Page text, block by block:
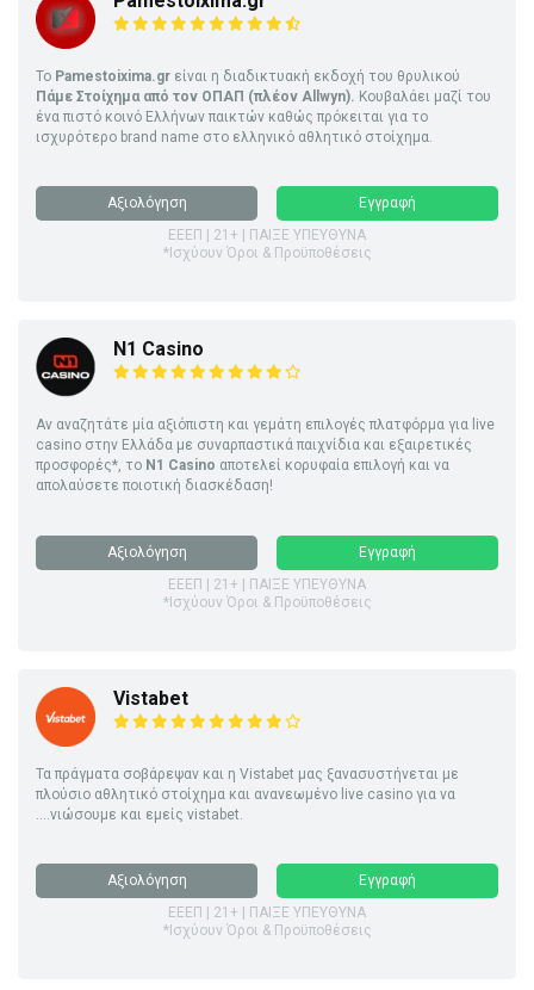
Το Pamestoixima.gr είναι η διαδικτυακή εκδοχή του θρυλικού
Πάμε Στοίχημα από τον ΟΠΑΠ (πλέον Allwyn). Κουβαλάει μαζί του
ένα πιστό κοινό Ελλήνων παικτών καθώς πρόκειται για το
ισχυρότερο brand name στο ελληνικό αθλητικό στοίχημα.
Αξιολόγηση
Εγγραφή
ΕΕΕΠ | 21+ | ΠΑΙΞΕ ΥΠΕΥΘΥΝΑ
*Ισχύουν Όροι & Προϋποθέσεις
N1 Casino
Αν αναζητάτε μία αξιόπιστη και γεμάτη επιλογές πλατφόρμα για live
casino στην Ελλάδα με συναρπαστικά παιχνίδια και εξαιρετικές
προσφορές*, το N1 Casino αποτελεί κορυφαία επιλογή και να
απολαύσετε ποιοτική διασκέδαση!
Αξιολόγηση
Εγγραφή
ΕΕΕΠ | 21+ | ΠΑΙΞΕ ΥΠΕΥΘΥΝΑ
*Ισχύουν Όροι & Προϋποθέσεις
Vistabet
Τα πράγματα σοβάρεψαν και η Vistabet μας ξανασυστήνεται με
πλούσιο αθλητικό στοίχημα και ανανεωμένο live casino για να
....νιώσουμε και εμείς vistabet.
Αξιολόγηση
Εγγραφή
ΕΕΕΠ | 21+ | ΠΑΙΞΕ ΥΠΕΥΘΥΝΑ
*Ισχύουν Όροι & Προϋποθέσεις